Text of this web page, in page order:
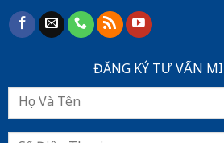
ĐĂNG KÝ TƯ VẤN